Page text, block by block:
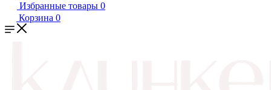
Избранные товары 0
Корзина 0